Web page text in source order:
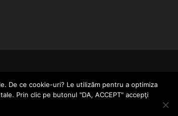
POLITICĂ DE CONFIDENȚIALITATE
De ce cookie-uri? Le utilizăm pentru a optimiza
Prin clic pe butonul "DA, ACCEPT" accepţi